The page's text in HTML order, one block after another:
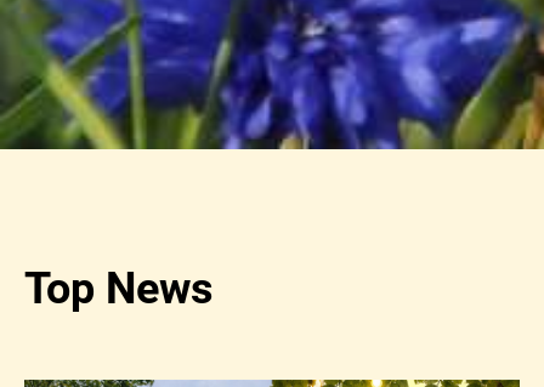
Top News